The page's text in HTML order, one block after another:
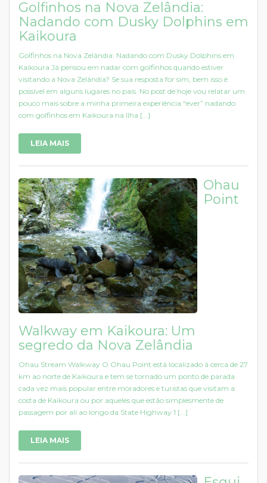
Golfinhos na Nova Zelândia:
Nadando com Dusky Dolphins em
Kaikoura
Golfinhos na Nova Zelândia: Nadando com Dusky Dolphins em
Kaikoura Já pensou em nadar com golfinhos quando estiver
visitando a Nova Zelândia? Se sua resposta for sim, bem isso é
possível em alguns lugares no país. No post de hoje vou relatar um
pouco mais sobre a minha primeira experiência “ever” nadando
com golfinhos em Kaikoura na Ilha [...]
LEIA MAIS
Ohau
Point
Walkway em Kaikoura: Um
segredo da Nova Zelândia
Ohau Stream Walkway O Ohau Point está localizado à cerca de 27
km ao norte de Kaikoura e tem se tornado um ponto de parada
cada vez mais popular entre moradores e turistas que visitam a
costa de Kaikoura ou por aqueles que estão simplesmente de
passagem por alí ao longo da State Highway 1 [...]
LEIA MAIS